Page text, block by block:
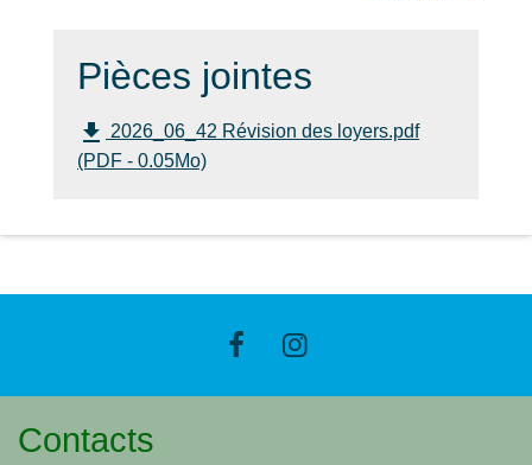
Pièces jointes
file_download 2026_06_42 Révision des loyers.pdf
(PDF - 0.05Mo)
Contacts